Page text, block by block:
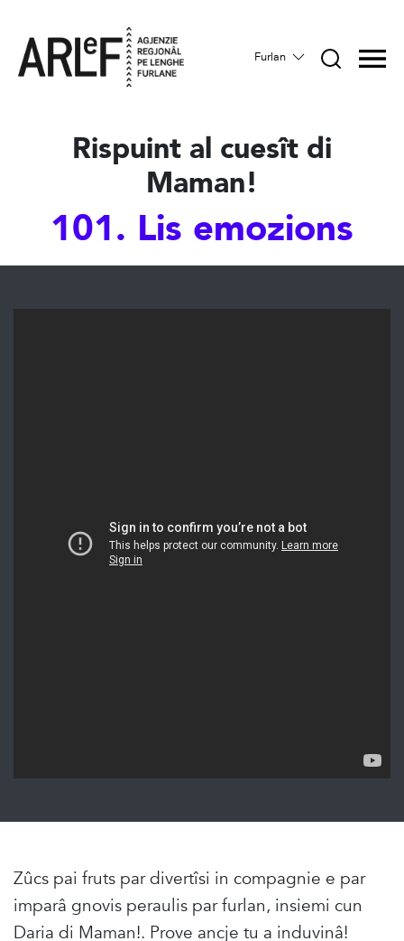
Furlan
Rispuint al cuesît di
Maman!
101. Lis emozions
Zûcs pai fruts par divertîsi in compagnie e par
imparâ gnovis peraulis par furlan, insiemi cun
Daria di Maman!. Prove ancje tu a induvinâ!